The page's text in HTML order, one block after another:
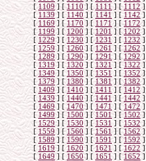
[1109 ] [ 1110] [1111] [1112]
[ 1139 ] [1140 ] [ 1141 ] [1142 ]
[1169 ] [ 1170 ] [ 1171 ] [1172]
[1199] [1200 ] [1201 ] [1202]
[ 1229] [ 1230] [1231 ] [ 1232 ]
[1259] [1260] [ 1261 ] [1262 ]
[ 1289 ] [ 1290] [ 1291] [ 1292 ]
[ 1319] [ 1320 ] [1321 ] [1322]
[1349] [ 1350] [ 1351 ] [1352]
[1379 ] [1380 ] [1381 ] [1382]
[ 1409] [ 1410] [1411] [1412 ]
[ 1439] [1440] [1441 ] [1442 ]
[ 1469 ] [1470] [ 1471 ] [1472 ]
[1499] [ 1500 ] [1501 ] [1502]
[1529] [ 1530 ] [ 1531 ] [1532]
[ 1559 ] [1560 ] [1561 ] [1562 ]
[ 1589] [ 1590 ] [1591] [1592 ]
[ 1619] [ 1620 ] [1621 ] [1622 ]
[ 1649] [1650] [ 1651 ] [1652 ]